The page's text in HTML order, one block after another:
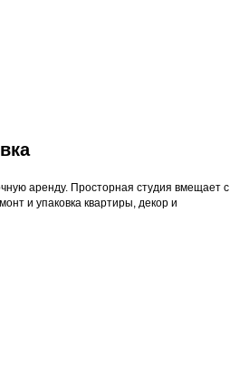
аренду. Просторная студия вмещает с
и упаковка квартиры, декор и